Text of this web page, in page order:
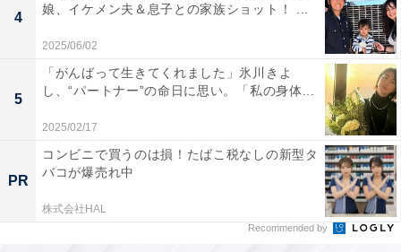
4
娘、イケメン夫＆息子との家族ショット！ ...
2025/06/02
5
「がんばって生きてくれました」氷川きよ
し、“パートナー”の命日に思い。「私の身体...
2025/02/17
PR
コンビニで買うのは損！たばこ税なしの新型タ
バコが爆売れ中
株式会社HAL
Recommended by